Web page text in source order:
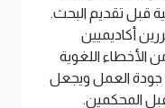
قبل تقديم البحث.
أكاديميين
الأخطاء اللغوية
جودة العمل ويجعل
المحكمين.